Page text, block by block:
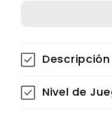
Descripción
Nivel de